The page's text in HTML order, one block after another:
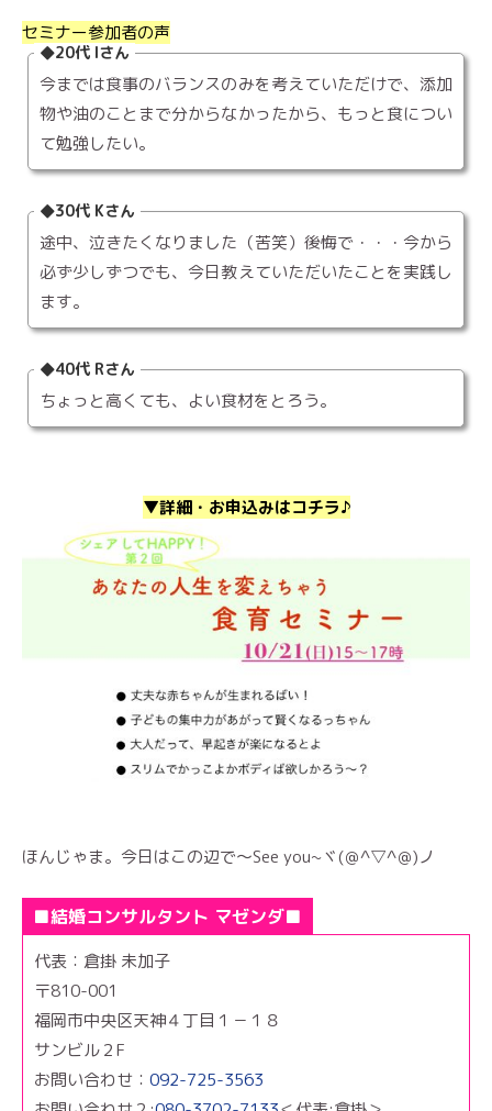
セミナー参加者の声
◆20代 Iさん
今までは食事のバランスのみを考えていただけで、添加
物や油のことまで分からなかったから、もっと食につい
て勉強したい。
◆30代 Kさん
途中、泣きたくなりました（苦笑）後悔で・・・今から
必ず少しずつでも、今日教えていただいたことを実践し
ます。
◆40代 Rさん
ちょっと高くても、よい食材をとろう。
▼詳細・お申込みはコチラ♪
ほんじゃま。今日はこの辺で～See you~ヾ(＠^▽^＠)ノ
■結婚コンサルタント マゼンダ■
代表：倉掛 未加子
〒810-001
福岡市中央区天神４丁目１－１８
サンビル２F
お問い合わせ： 092-725-3563